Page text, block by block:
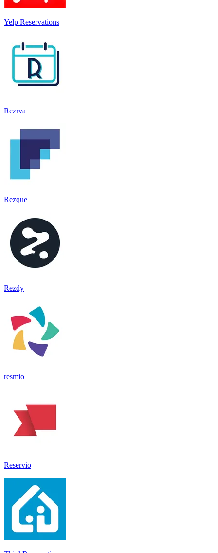
Yelp Reservations
Rezrva
Rezque
Rezdy
resmio
Reservio